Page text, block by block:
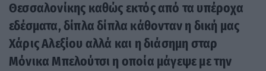
Θεσσαλονίκης καθώς εκτός από τα υπέροχα
εδέσματα, δίπλα δίπλα κάθονταν η δική μας
Χάρις Αλεξίου αλλά και η διάσημη σταρ
Μόνικα Μπελούτσι η οποία μάγεψε με την